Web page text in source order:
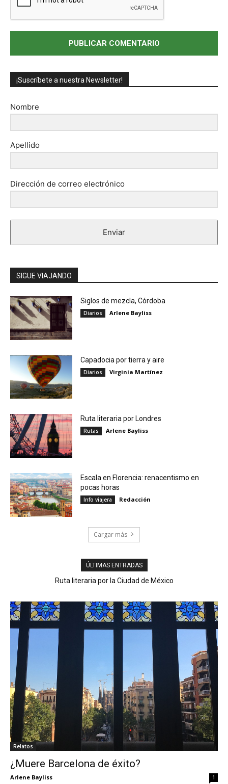
¡Suscríbete a nuestra Newsletter!
Nombre
Apellido
Dirección de correo electrónico
Enviar
SIGUE VIAJANDO
Siglos de mezcla, Córdoba
Diarios Arlene Bayliss
Capadocia por tierra y aire
Diarios Virginia Martínez
Ruta literaria por Londres
Rutas Arlene Bayliss
Escala en Florencia: renacentismo en
pocas horas
Info viajera Redacción
Cargar más
ÚLTIMAS ENTRADAS
Ruta literaria por la Ciudad de México
Relatos
¿Muere Barcelona de éxito?
Arlene Bayliss 1